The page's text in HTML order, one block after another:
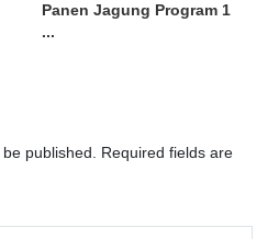
Panen Jagung Program 1
...
published.
Required fields are